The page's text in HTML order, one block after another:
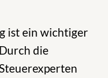
ist ein wichtiger
die